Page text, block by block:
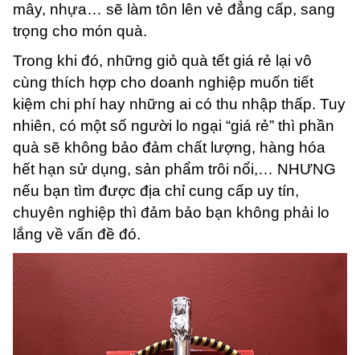
mây, nhựa… sẽ làm tôn lên vẻ đẳng cấp, sang
trọng cho món quà.
Trong khi đó, những giỏ quà tết giá rẻ lại vô
cùng thích hợp cho doanh nghiệp muốn tiết
kiệm chi phí hay những ai có thu nhập thấp. Tuy
nhiên, có một số người lo ngại “giá rẻ” thì phần
quà sẽ không bảo đảm chất lượng, hàng hóa
hết hạn sử dụng, sản phẩm trôi nổi,… NHƯNG
nếu bạn tìm được địa chỉ cung cấp uy tín,
chuyên nghiệp thì đảm bảo bạn không phải lo
lắng về vấn đề đó.